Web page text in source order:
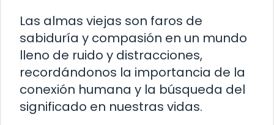
Las almas viejas son faros de
sabiduría y compasión en un mundo
lleno de ruido y distracciones,
recordándonos la importancia de la
conexión humana y la búsqueda del
significado en nuestras vidas.